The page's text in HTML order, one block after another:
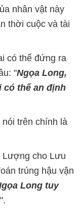
nhân vật này
thời cuộc và tài
có thể đứng ra
"Ngọa Long,
có thể an định
trên chính là
Lượng cho Lưu
trúng hậu vận
Long tuy
".